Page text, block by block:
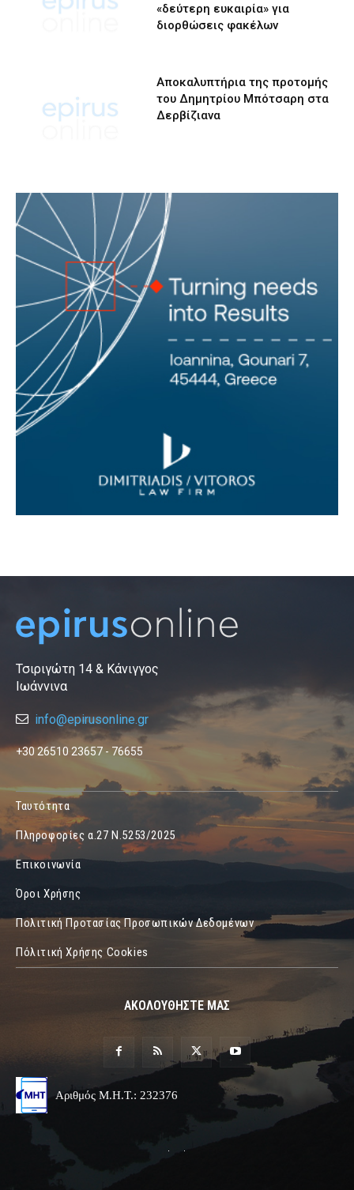
«δεύτερη ευκαιρία» για
διορθώσεις φακέλων
Αποκαλυπτήρια της προτομής
του Δημητρίου Μπότσαρη στα
Δερβίζιανα
Τσιριγώτη 14 & Κάνιγγος
Ιωάννινα
info@epirusonline.gr
+30 26510 23657 - 76655
Ταυτότητα
Πληροφορίες α.27 Ν.5253/2025
Επικοινωνία
Όροι Χρήσης
Πολιτική Προτασίας Προσωπικών Δεδομένων
Πόλιτική Χρήσης Cookies
ΑΚΟΛΟΥΘΗΣΤΕ ΜΑΣ
Αριθμός Μ.Η.Τ.: 232376